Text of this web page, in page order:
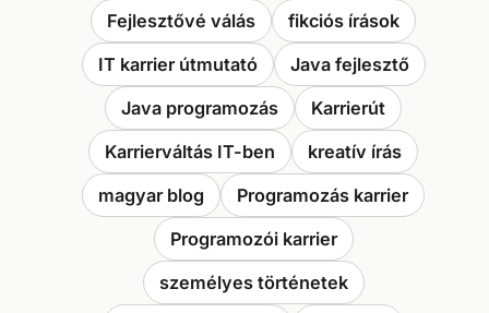
Fejlesztővé válás
fikciós írások
IT karrier útmutató
Java fejlesztő
Java programozás
Karrierút
Karrierváltás IT-ben
kreatív írás
magyar blog
Programozás karrier
Programozói karrier
személyes történetek